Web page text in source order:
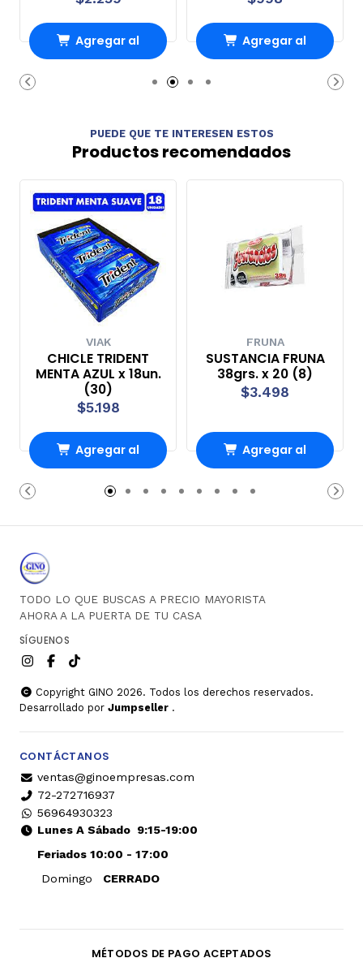
Agregar al Agregar al
PUEDE QUE TE INTERESEN ESTOS
Productos recomendados
VIAK
CHICLE TRIDENT
MENTA AZUL x 18un.
(30)
$5.198
Agregar al
Carro
FRUNA
SUSTANCIA FRUNA
38grs. x 20 (8)
$3.498
Agregar al
Carro
TODO LO QUE BUSCAS A PRECIO MAYORISTA
AHORA A LA PUERTA DE TU CASA
SÍGUENOS
Copyright GINO 2026. Todos los derechos reservados.
Desarrollado por Jumpseller .
CONTÁCTANOS
ventas@ginoempresas.com
72-272716937
56964930323
Lunes A Sábado9:15-19:00
Feriados 10:00 - 17:00
Domingo
CERRADO
MÉTODOS DE PAGO ACEPTADOS